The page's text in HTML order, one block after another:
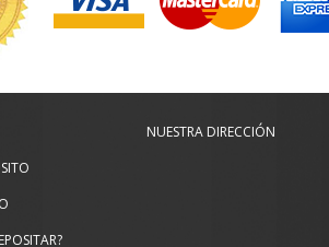
NUESTRA DIRECCIÓN